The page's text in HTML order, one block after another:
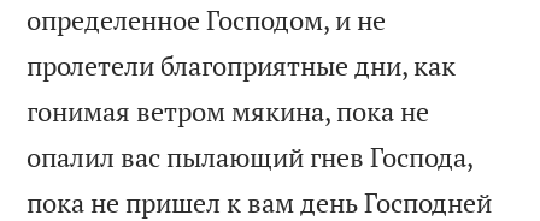
определенное Господом, и не
пролетели благоприятные дни, как
гонимая ветром мякина, пока не
опалил вас пылающий гнев Господа,
пока не пришел к вам день Господней